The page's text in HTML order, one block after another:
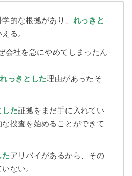
的な根拠があり、 れっきと
る。
会社を急にやめてしまったん
れっきとした理由があったそ
した証拠をまだ手に入れてい
捜査を始めることができて
たアリバイがあるから、その
ない。